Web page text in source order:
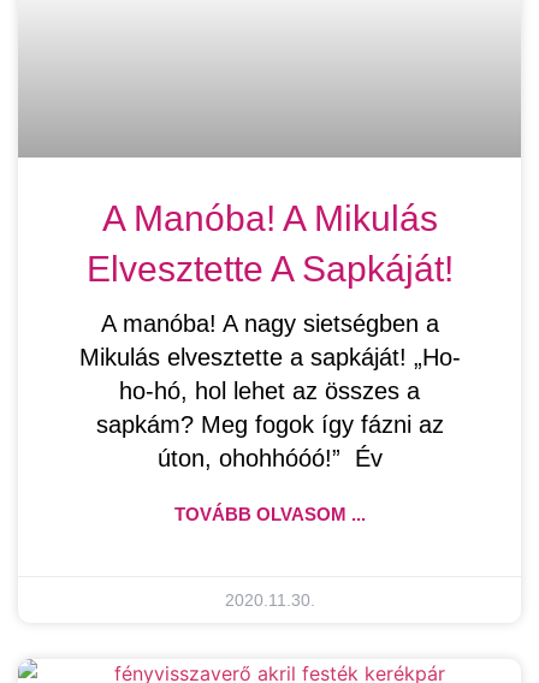
A Manóba! A Mikulás
Elvesztette A Sapkáját!
A manóba! A nagy sietségben a
Mikulás elvesztette a sapkáját! „Ho-
ho-hó, hol lehet az összes a
sapkám? Meg fogok így fázni az
úton, ohohhóóó!” Év
TOVÁBB OLVASOM ...
2020.11.30.